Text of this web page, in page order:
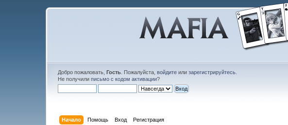
Добро пожаловать,Гость . Пожалуйста,войдите илизарегистрируйтесь
Не получилиписьмо с кодом активации?
Начало Помощь Вход Регистрация